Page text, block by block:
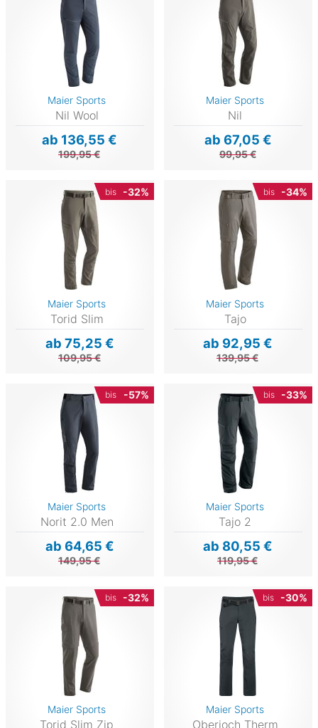
Maier Sports
Nil Wool
ab 136,55 €
199,95 €
Maier Sports
Nil
ab 67,05 €
99,95 €
bis -32%
Maier Sports
Torid Slim
ab 75,25 €
109,95 €
bis -34%
Maier Sports
Tajo
ab 92,95 €
139,95 €
bis -57%
Maier Sports
Norit 2.0 Men
ab 64,65 €
149,95 €
bis -33%
Maier Sports
Tajo 2
ab 80,55 €
119,95 €
bis -32%
Maier Sports
Torid Slim Zip
bis -30%
Maier Sports
Oberjoch Therm